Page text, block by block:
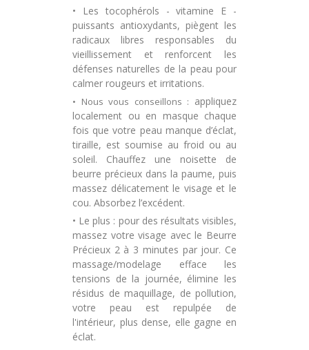
• Les tocophérols - vitamine E -
puissants antioxydants, piègent les
radicaux libres responsables du
vieillissement et renforcent les
défenses naturelles de la peau pour
calmer rougeurs et irritations.
• Nous vous conseillons : appliquez
localement ou en masque chaque
fois que votre peau manque d’éclat,
tiraille, est soumise au froid ou au
soleil. Chauffez une noisette de
beurre précieux dans la paume, puis
massez délicatement le visage et le
cou. Absorbez l’excédent.
• Le plus : pour des résultats visibles,
massez votre visage avec le Beurre
Précieux 2 à 3 minutes par jour. Ce
massage/modelage efface les
tensions de la journée, élimine les
résidus de maquillage, de pollution,
votre peau est repulpée de
l'intérieur, plus dense, elle gagne en
éclat.